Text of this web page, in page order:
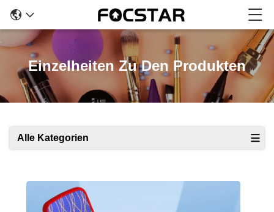
Einzelheiten Zu Den Produkten
Alle Kategorien